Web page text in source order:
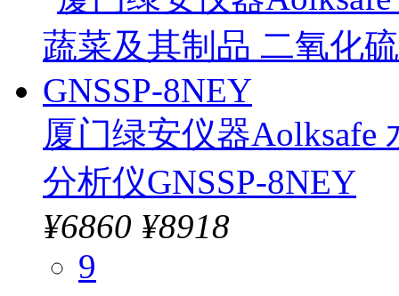
厦门绿安仪器Aolksafe
分析仪GNSSP-8NEY
¥6860 ¥8918
9